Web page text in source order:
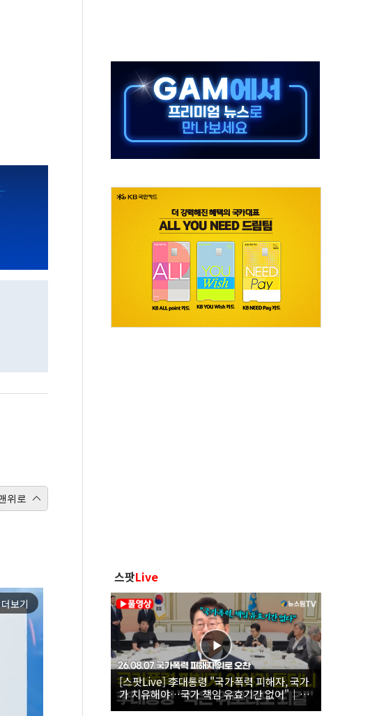
복되는 국토부-서울시 '정책 엇박자'
위로
더보기
스팟Live
[스팟Live] 李대통령 "국가폭력 피해자, 국가
가 치유해야…국가 책임 유효기간 없어"｜
26.08.07 국가폭력 피해자 위로 오찬